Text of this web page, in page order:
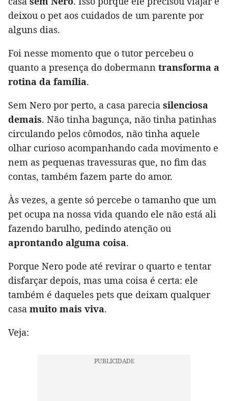
deixou o pet aos cuidados de um parente por
alguns dias.
Foi nesse momento que o tutor percebeu o
quanto a presença do dobermann transforma a
rotina da família.
Sem Nero por perto, a casa parecia silenciosa
demais. Não tinha bagunça, não tinha patinhas
circulando pelos cômodos, não tinha aquele
olhar curioso acompanhando cada movimento e
nem as pequenas travessuras que, no fim das
contas, também fazem parte do amor.
Às vezes, a gente só percebe o tamanho que um
pet ocupa na nossa vida quando ele não está ali
fazendo barulho, pedindo atenção ou
aprontando alguma coisa.
Porque Nero pode até revirar o quarto e tentar
disfarçar depois, mas uma coisa é certa: ele
também é daqueles pets que deixam qualquer
casa muito mais viva.
Veja: